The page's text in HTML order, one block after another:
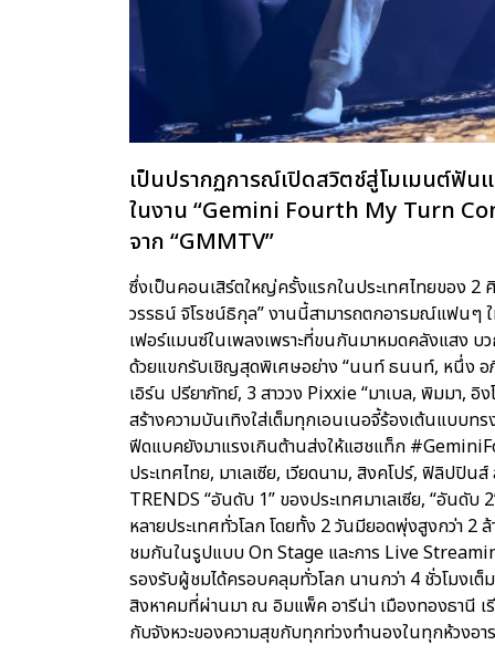
เป็นปรากฏการณ์เปิดสวิตช์สู่โมเมนต์ฟั
ในงาน “Gemini Fourth My Turn
จาก “GMMTV”
ซึ่งเป็นคอนเสิร์ตใหญ่ครั้งแรกในประเทศไทยของ
วรรธน์ จิโรชน์ธิกุล” งานนี้สามารถตกอารมณ์แฟนๆ
เฟอร์แมนซ์ในเพลงเพราะที่ขนกันมาหมดคลังแสง
ด้วยแขกรับเชิญสุดพิเศษอย่าง “นนท์ ธนนท์, หนึ่ง
เอิร์น ปรียาภัทย์, 3 สาววง Pixxie “มาเบล, พิมมา, อิ
สร้างความบันเทิงใส่เต็มทุกเอนเนอจี้ร้องเต้นแบบท
ฟีดแบคยังมาแรงเกินต้านส่งให้แฮชแท็ก
ประเทศไทย, มาเลเซีย, เวียดนาม, สิงคโปร์, ฟิลิป
TRENDS “อันดับ 1” ของประเทศมาเลเซีย, “อันดับ
หลายประเทศทั่วโลก โดยทั้ง 2 วันมียอดพุ่งสูงกว่า 2
ชมกันในรูปแบบ On Stage และการ Live
รองรับผู้ชมได้ครอบคลุมทั่วโลก นานกว่า 4 ชั่วโมงเ
สิงหาคมที่ผ่านมา ณ อิมแพ็ค อารีน่า เมืองทองธานี
กับจังหวะของความสุขกับทุกท่วงทำนองในทุกห้วงอ